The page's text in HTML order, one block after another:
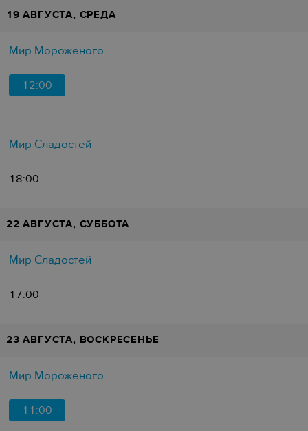
19 АВГУСТА, СРЕДА
Мир Мороженого
12:00
Мир Сладостей
18:00
22 АВГУСТА, СУББОТА
Мир Сладостей
17:00
23 АВГУСТА, ВОСКРЕСЕНЬЕ
Мир Мороженого
11:00